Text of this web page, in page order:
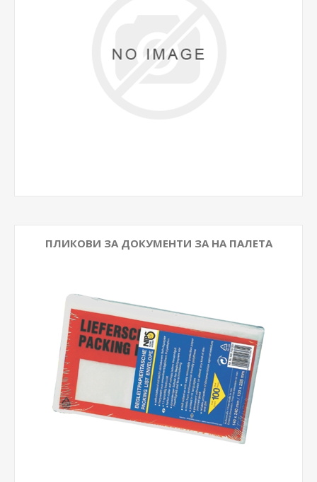
ПЛИКОВИ ЗА ДОКУМЕНТИ ЗА НА ПАЛЕТА